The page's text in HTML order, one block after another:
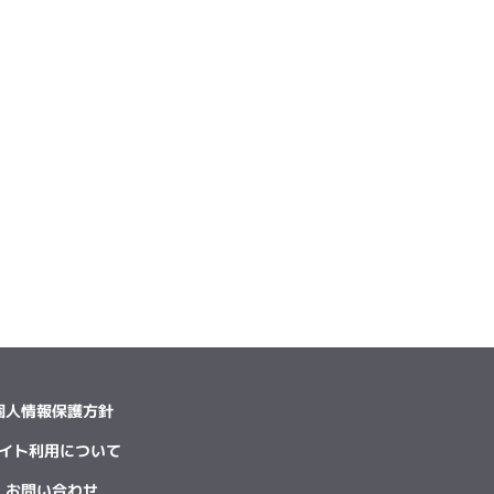
人情報保護方針
ト利用について
お問い合わせ